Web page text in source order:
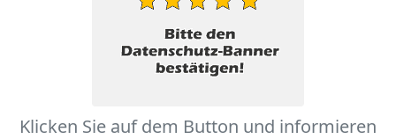
Klicken Sie auf dem Button und informieren